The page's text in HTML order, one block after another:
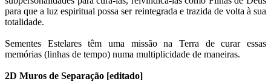
para que a luz espiritual possa ser reintegrada e trazida de volta à sua
totalidade.
Sementes Estelares têm uma missão na Terra de curar essas
memórias (linhas de tempo) numa multiplicidade de maneiras.
2D Muros de Separação [editado]